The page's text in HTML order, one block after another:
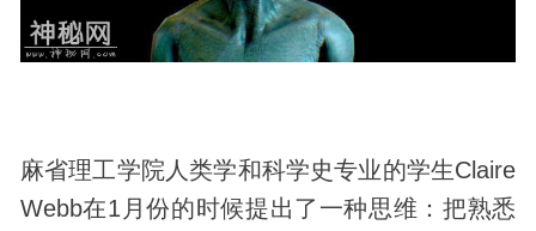
麻省理工学院人类学和科学史专业的学生Claire
Webb在1月份的时候提出了一种思维：把熟悉